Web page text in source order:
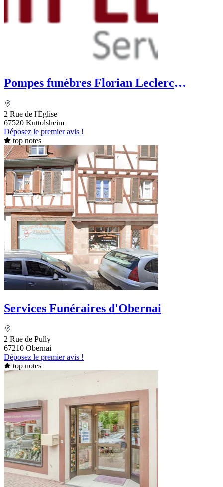
Pompes funèbres Florian Leclerc
2 Rue de l'Église
67520 Kuttolsheim
Déposez le premier avis !
top notes
Services Funéraires d'Obernai
2 Rue de Pully
67210 Obernai
Déposez le premier avis !
top notes